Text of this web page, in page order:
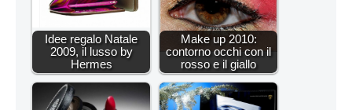
Idee regalo Natale
2009, il lusso by
Hermes
Make up 2010:
contorno occhi con il
rosso e il giallo